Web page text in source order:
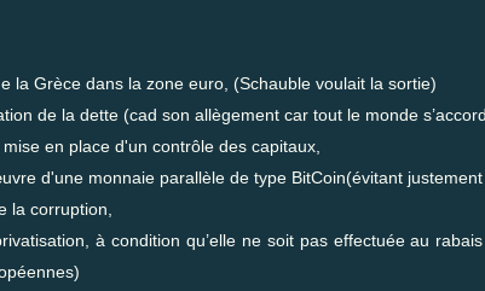
la Grèce dans la zone euro, (Schauble voulait la sortie)
de la dette (cad son allègement car tout le monde
mise en place d'un contrôle des capitaux,
d'une monnaie parallèle de type BitCoin(évitant justement
la corruption,
à condition qu’elle ne soit pas effectuée au